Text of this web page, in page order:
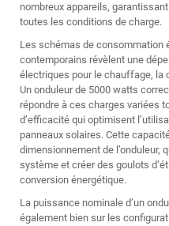
nombreux appareils,
toutes les conditions de charge.
Les schémas de consommation
contemporains révèlent une
électriques pour le chauffage,
Un onduleur de 5000 watts
répondre à ces charges variées
d’efficacité qui optimisent
panneaux solaires. Cette
dimensionnement de l’onduleur,
système et créer des goulots
conversion énergétique.
La puissance nominale d’un
également bien sur les